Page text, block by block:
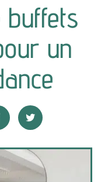
buffets
un